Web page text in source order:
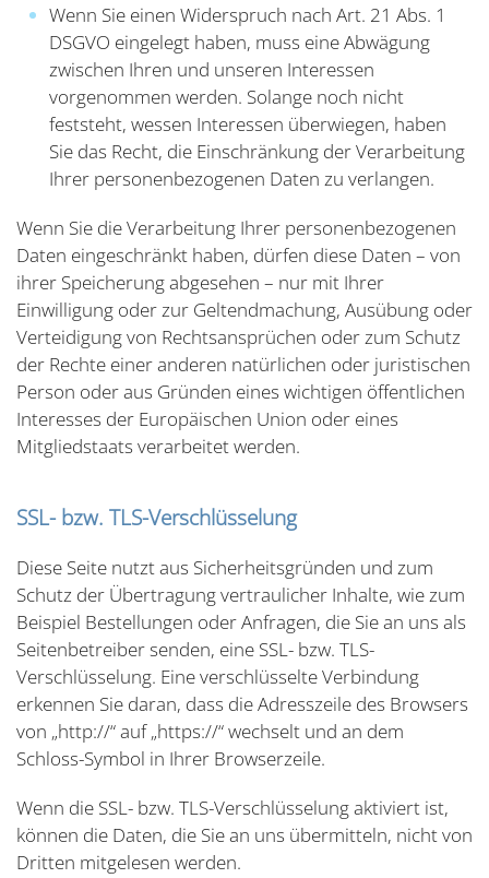
Wenn Sie einen Widerspruch nach Art. 21 Abs. 1
DSGVO eingelegt haben, muss eine Abwägung
zwischen Ihren und unseren Interessen
vorgenommen werden. Solange noch nicht
feststeht, wessen Interessen überwiegen, haben
Sie das Recht, die Einschränkung der Verarbeitung
Ihrer personenbezogenen Daten zu verlangen.
Wenn Sie die Verarbeitung Ihrer personenbezogenen
Daten eingeschränkt haben, dürfen diese Daten – von
ihrer Speicherung abgesehen – nur mit Ihrer
Einwilligung oder zur Geltendmachung, Ausübung oder
Verteidigung von Rechtsansprüchen oder zum Schutz
der Rechte einer anderen natürlichen oder juristischen
Person oder aus Gründen eines wichtigen öffentlichen
Interesses der Europäischen Union oder eines
Mitgliedstaats verarbeitet werden.
SSL- bzw. TLS-Verschlüsselung
Diese Seite nutzt aus Sicherheitsgründen und zum
Schutz der Übertragung vertraulicher Inhalte, wie zum
Beispiel Bestellungen oder Anfragen, die Sie an uns als
Seitenbetreiber senden, eine SSL- bzw. TLS-
Verschlüsselung. Eine verschlüsselte Verbindung
erkennen Sie daran, dass die Adresszeile des Browsers
von „http://“ auf „https://“ wechselt und an dem
Schloss-Symbol in Ihrer Browserzeile.
Wenn die SSL- bzw. TLS-Verschlüsselung aktiviert ist,
können die Daten, die Sie an uns übermitteln, nicht von
Dritten mitgelesen werden.